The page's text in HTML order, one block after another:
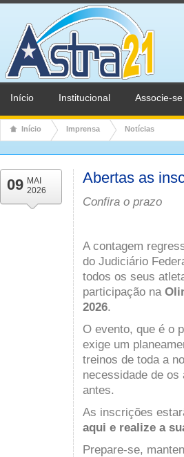
Início Institucional Associe-se
Início Imprensa Notícias
09 MAI
2026
Abertas as
Confira o prazo
A contagem
do Judiciário
todos os seus
participação na
2026.
O evento, que é o
exige um
treinos de toda a
necessidade de
antes.
As inscrições
aqui e realize a
Prepare-se,